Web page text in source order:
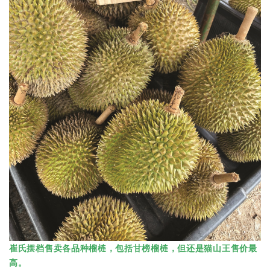
崔氏摆档售卖各品种榴梿，包括甘榜榴梿，但还是猫山王售价最
高。